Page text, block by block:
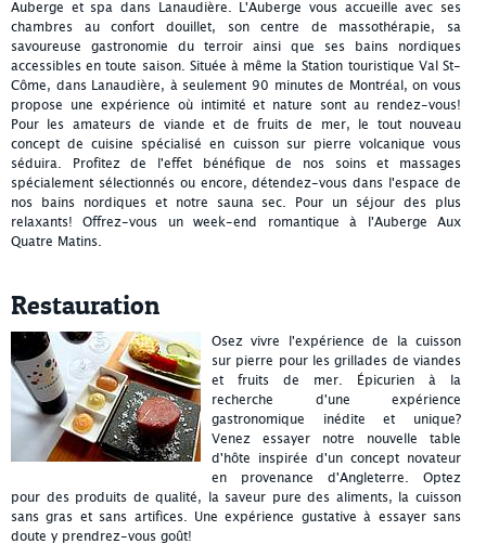
Auberge et spa dans Lanaudière. L'Auberge vous accueille avec ses
chambres au confort douillet, son centre de massothérapie, sa
savoureuse gastronomie du terroir ainsi que ses bains nordiques
accessibles en toute saison. Située à même la Station touristique Val St-
Côme, dans Lanaudière, à seulement 90 minutes de Montréal, on vous
propose une expérience où intimité et nature sont au rendez-vous!
Pour les amateurs de viande et de fruits de mer, le tout nouveau
concept de cuisine spécialisé en cuisson sur pierre volcanique vous
séduira. Profitez de l'effet bénéfique de nos soins et massages
spécialement sélectionnés ou encore, détendez-vous dans l'espace de
nos bains nordiques et notre sauna sec. Pour un séjour des plus
relaxants! Offrez-vous un week-end romantique à l'Auberge Aux
Quatre Matins.
Restauration
Osez vivre l'expérience de la cuisson
sur pierre pour les grillades de viandes
et fruits de mer. Épicurien à la
recherche d'une expérience
gastronomique inédite et unique?
Venez essayer notre nouvelle table
d'hôte inspirée d'un concept novateur
en provenance d'Angleterre. Optez
pour des produits de qualité, la saveur pure des aliments, la cuisson
sans gras et sans artifices. Une expérience gustative à essayer sans
doute y prendrez-vous goût!